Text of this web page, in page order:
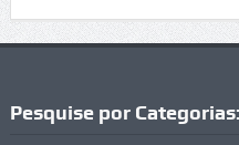
Pesquise por Categorias: